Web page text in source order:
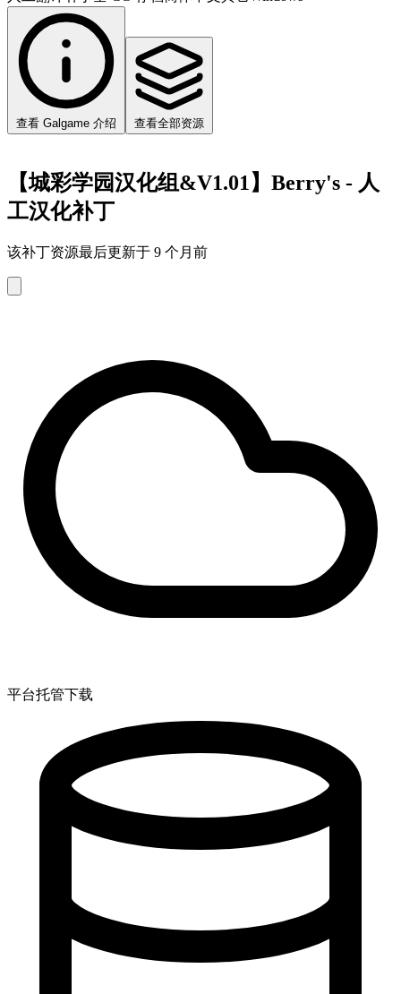
查看 Galgame 介绍 查看全部资源
【城彩学园汉化组&V1.01】Berry's - 人
工汉化补丁
该补丁资源最后更新于 9 个月前
平台托管下载